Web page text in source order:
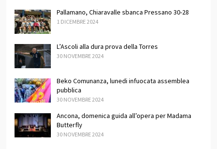
Pallamano, Chiaravalle sbanca Pressano 30-28
1 DICEMBRE 2024
L’Ascoli alla dura prova della Torres
30 NOVEMBRE 2024
Beko Comunanza, lunedi infuocata assemblea
pubblica
30 NOVEMBRE 2024
Ancona, domenica guida all’opera per Madama
Butterfly
30 NOVEMBRE 2024